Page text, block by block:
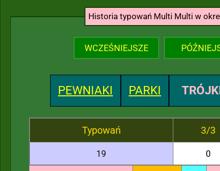
Historia typowań Multi Multi w
WCZEŚNIEJSZE
PEWNIAKI PARKI
Typowań 3/3
19 0